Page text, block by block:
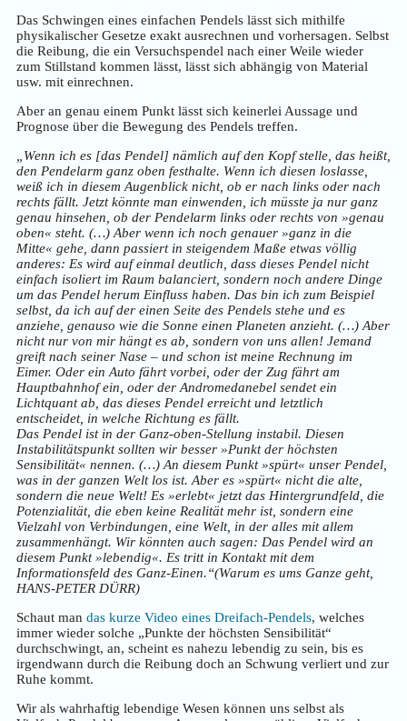
Das Schwingen eines einfachen Pendels lässt sich mithilfe
physikalischer Gesetze exakt ausrechnen und vorhersagen. Selbst
die Reibung, die ein Versuchspendel nach einer Weile wieder
zum Stillstand kommen lässt, lässt sich abhängig von Material
usw. mit einrechnen.
Aber an genau einem Punkt lässt sich keinerlei Aussage und
Prognose über die Bewegung des Pendels treffen.
„Wenn ich es [das Pendel] nämlich auf den Kopf stelle, das heißt,
den Pendelarm ganz oben festhalte. Wenn ich diesen loslasse,
weiß ich in diesem Augenblick nicht, ob er nach links oder nach
rechts fällt. Jetzt könnte man einwenden, ich müsste ja nur ganz
genau hinsehen, ob der Pendelarm links oder rechts von »genau
oben« steht. (…) Aber wenn ich noch genauer »ganz in die
Mitte« gehe, dann passiert in steigendem Maße etwas völlig
anderes: Es wird auf einmal deutlich, dass dieses Pendel nicht
einfach isoliert im Raum balanciert, sondern noch andere Dinge
um das Pendel herum Einfluss haben. Das bin ich zum Beispiel
selbst, da ich auf der einen Seite des Pendels stehe und es
anziehe, genauso wie die Sonne einen Planeten anzieht. (…) Aber
nicht nur von mir hängt es ab, sondern von uns allen! Jemand
greift nach seiner Nase – und schon ist meine Rechnung im
Eimer. Oder ein Auto fährt vorbei, oder der Zug fährt am
Hauptbahnhof ein, oder der Andromedanebel sendet ein
Lichtquant ab, das dieses Pendel erreicht und letztlich
entscheidet, in welche Richtung es fällt.
Das Pendel ist in der Ganz-oben-Stellung instabil. Diesen
Instabilitätspunkt sollten wir besser »Punkt der höchsten
Sensibilität« nennen. (…) An diesem Punkt »spürt« unser Pendel,
was in der ganzen Welt los ist. Aber es »spürt« nicht die alte,
sondern die neue Welt! Es »erlebt« jetzt das Hintergrundfeld, die
Potenzialität, die eben keine Realität mehr ist, sondern eine
Vielzahl von Verbindungen, eine Welt, in der alles mit allem
zusammenhängt. Wir könnten auch sagen: Das Pendel wird an
diesem Punkt »lebendig«. Es tritt in Kontakt mit dem
Informationsfeld des Ganz-Einen.“(Warum es ums Ganze geht,
HANS-PETER DÜRR)
Schaut man das kurze Video eines Dreifach-Pendels, welches
immer wieder solche „Punkte der höchsten Sensibilität“
durchschwingt, an, scheint es nahezu lebendig zu sein, bis es
irgendwann durch die Reibung doch an Schwung verliert und zur
Ruhe kommt.
Wir als wahrhaftig lebendige Wesen können uns selbst als